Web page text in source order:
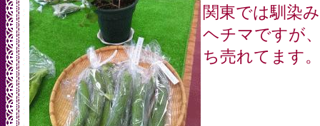
関東では馴染
ヘチマですが
ち売れてます